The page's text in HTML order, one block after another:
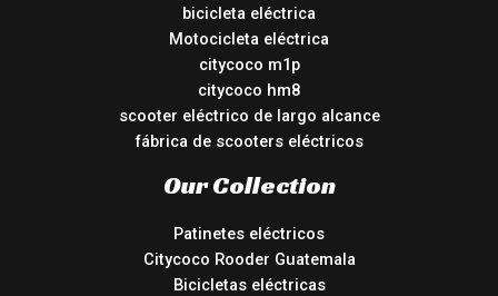
bicicleta eléctrica
Motocicleta eléctrica
citycoco m1p
citycoco hm8
scooter eléctrico de largo alcance
fábrica de scooters eléctricos
Our Collection
Patinetes eléctricos
Citycoco Rooder Guatemala
Bicicletas eléctricas